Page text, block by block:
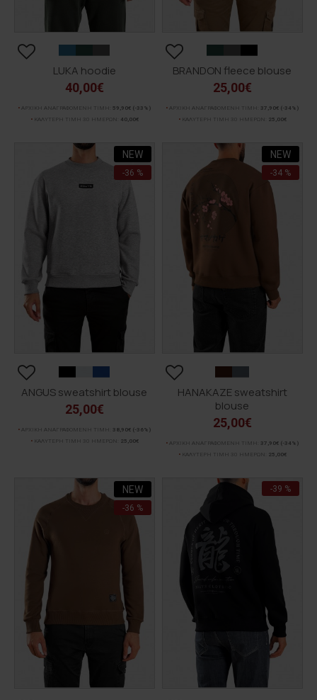
LUKA hoodie
40,00€
ΑΡΧΙΚΗ ΑΝΑΓΡΑΦΟΜΕΝΗ ΤΙΜΗ: 59,90€ (-33%)
ΚΑΛΥΤΕΡΗ ΤΙΜΗ 30 ΗΜΕΡΩΝ:
40,00€
BRANDON fleece blouse
25,00€
ΑΡΧΙΚΗ ΑΝΑΓΡΑΦΟΜΕΝΗ ΤΙΜΗ: 37,90€ (-34%)
ΚΑΛΥΤΕΡΗ ΤΙΜΗ 30 ΗΜΕΡΩΝ:
25,00€
NEW
-36 %
ANGUS sweatshirt blouse
25,00€
ΑΡΧΙΚΗ ΑΝΑΓΡΑΦΟΜΕΝΗ ΤΙΜΗ: 38,90€ (-36%)
ΚΑΛΥΤΕΡΗ ΤΙΜΗ 30 ΗΜΕΡΩΝ:
25,00€
NEW
-34 %
HANAKAZE sweatshirt
blouse
25,00€
ΑΡΧΙΚΗ ΑΝΑΓΡΑΦΟΜΕΝΗ ΤΙΜΗ: 37,90€ (-34%)
ΚΑΛΥΤΕΡΗ ΤΙΜΗ 30 ΗΜΕΡΩΝ:
25,00€
NEW
-36 %
-39 %